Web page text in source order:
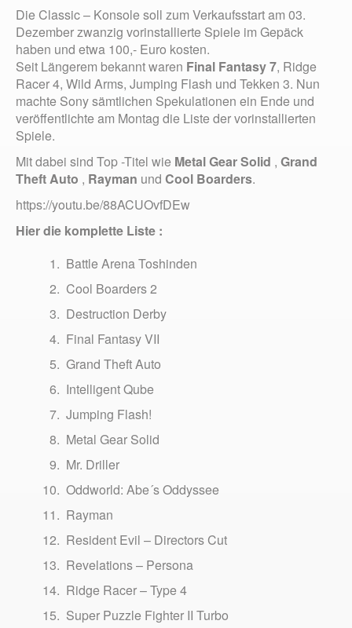
Die Classic – Konsole soll zum Verkaufsstart am 03.
Dezember zwanzig vorinstallierte Spiele im Gepäck
haben und etwa 100,- Euro kosten.
Seit Längerem bekannt waren Final Fantasy 7, Ridge
Racer 4, Wild Arms, Jumping Flash und Tekken 3. Nun
machte Sony sämtlichen Spekulationen ein Ende und
veröffentlichte am Montag die Liste der vorinstallierten
Spiele.
Mit dabei sind Top -Titel wie Metal Gear Solid , Grand
Theft Auto , Rayman und Cool Boarders.
https://youtu.be/88ACUOvfDEw
Hier die komplette Liste :
Battle Arena Toshinden
Cool Boarders 2
Destruction Derby
Final Fantasy VII
Grand Theft Auto
Intelligent Qube
Jumping Flash!
Metal Gear Solid
Mr. Driller
Oddworld: Abe´s Oddyssee
Rayman
Resident Evil – Directors Cut
Revelations – Persona
Ridge Racer – Type 4
Super Puzzle Fighter II Turbo